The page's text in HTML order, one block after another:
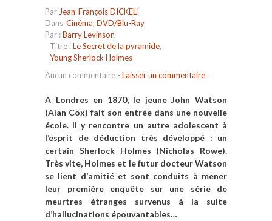
Par Jean-François DICKELI
Dans Cinéma, DVD/Blu-Ray
Par :Barry Levinson
Titre :Le Secret de la pyramide,
Young Sherlock Holmes
Aucun commentaire - Laisser un commentaire
A Londres en 1870, le jeune John Watson
(Alan Cox) fait son entrée dans une nouvelle
école. Il y rencontre un autre adolescent à
l’esprit de déduction très développé : un
certain Sherlock Holmes (Nicholas Rowe).
Très vite, Holmes et le futur docteur Watson
se lient d’amitié et sont conduits à mener
leur première enquête sur une série de
meurtres étranges survenus à la suite
d’hallucinations épouvantables…